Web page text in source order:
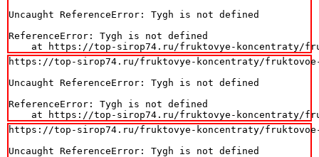
Uncaught ReferenceError: Tygh is not defined
ReferenceError: Tygh is not defined
at https://top-sirop74.ru/fruktovye-koncentraty/
https://top-sirop74.ru/fruktovye-koncentraty/fruktovoe-
Uncaught ReferenceError: Tygh is not defined
ReferenceError: Tygh is not defined
at https://top-sirop74.ru/fruktovye-koncentraty/
https://top-sirop74.ru/fruktovye-koncentraty/fruktovoe-
Uncaught ReferenceError: Tygh is not defined